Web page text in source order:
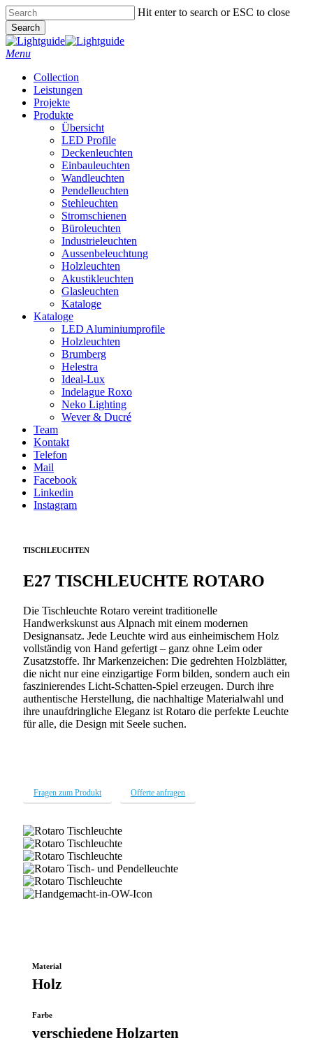
Skip
to
main
content
Hit enter to search or ESC to close
Search
Close
Search
Menu
Collection
Leistungen
Projekte
Produkte
Übersicht
LED Profile
Deckenleuchten
Einbauleuchten
Wandleuchten
Pendelleuchten
Stehleuchten
Stromschienen
Büroleuchten
Industrieleuchten
Aussenbeleuchtung
Holzleuchten
Akustikleuchten
Glasleuchten
Kataloge
Kataloge
LED Aluminiumprofile
Holzleuchten
Brumberg
Helestra
Ideal-Lux
Indelague Roxo
Neko Lighting
Wever & Ducré
Team
Kontakt
Telefon
Mail
Facebook
Linkedin
Instagram
TISCHLEUCHTEN
E27 TISCHLEUCHTE ROTARO
Die Tischleuchte Rotaro vereint traditionelle
Handwerkskunst aus Alpnach mit einem modernen
Designansatz. Jede Leuchte wird aus einheimischem Holz
vollständig von Hand gefertigt – ganz ohne Leim oder
Zusatzstoffe. Ihr Markenzeichen: Die gedrehten Holzblätter,
die nicht nur eine einzigartige Form bilden, sondern auch ein
faszinierendes Licht-Schatten-Spiel erzeugen. Durch ihre
authentische Herstellung, die nachhaltige Materialwahl und
ihre unaufdringliche Eleganz ist Rotaro die perfekte Leuchte
für alle, die Design mit Seele suchen.
Fragen zum Produkt Offerte anfragen
Holzleuchte-
David-
IMG_2353-
WEB
Holzleuchte-
David-
IMG_2380-
WEB
Holzleuchte-
David-
IMG_0401-
Holzleuchte-
David-
Beitragbild-
Material
Holz
Farbe
verschiedene Holzarten